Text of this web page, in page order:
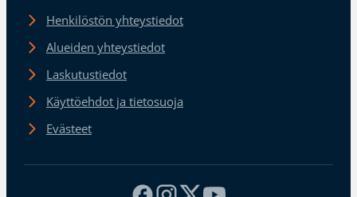
Henkilöstön yhteystiedot
Alueiden yhteystiedot
Laskutustiedot
Käyttöehdot ja tietosuoja
Evästeet